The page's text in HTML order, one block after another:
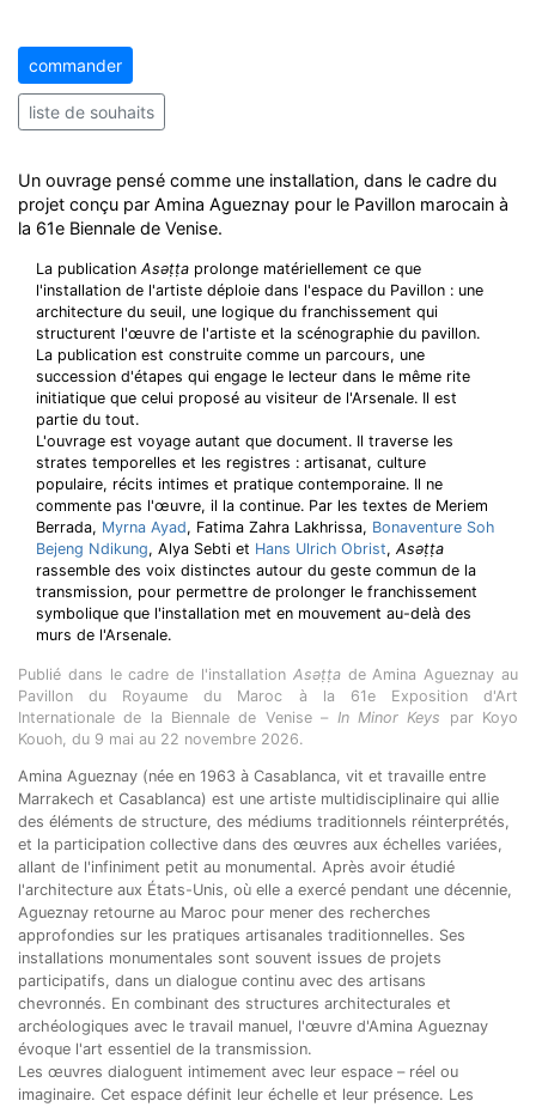
commander
liste de souhaits
Un ouvrage pensé comme une installation, dans le cadre du
projet conçu par Amina Agueznay pour le Pavillon marocain à
la 61e Biennale de Venise.
La publication Asǝṭṭa prolonge matériellement ce que
l'installation de l'artiste déploie dans l'espace du Pavillon : une
architecture du seuil, une logique du franchissement qui
structurent l'œuvre de l'artiste et la scénographie du pavillon.
La publication est construite comme un parcours, une
succession d'étapes qui engage le lecteur dans le même rite
initiatique que celui proposé au visiteur de l'Arsenale. Il est
partie du tout.
L'ouvrage est voyage autant que document. Il traverse les
strates temporelles et les registres : artisanat, culture
populaire, récits intimes et pratique contemporaine. Il ne
commente pas l'œuvre, il la continue. Par les textes de Meriem
Berrada, Myrna Ayad, Fatima Zahra Lakhrissa, Bonaventure Soh
Bejeng Ndikung, Alya Sebti et Hans Ulrich Obrist, Asəṭṭa
rassemble des voix distinctes autour du geste commun de la
transmission, pour permettre de prolonger le franchissement
symbolique que l'installation met en mouvement au-delà des
murs de l'Arsenale.
Publié dans le cadre de l'installation Asǝṭṭade Amina Agueznay au
Pavillon du Royaume du Maroc à la 61e Exposition d'Art
Internationale de la Biennale de Venise – In Minor Keys par Koyo
Kouoh, du 9 mai au 22 novembre 2026.
Amina Agueznay (née en 1963 à Casablanca, vit et travaille entre
Marrakech et Casablanca) est une artiste multidisciplinaire qui allie
des éléments de structure, des médiums traditionnels réinterprétés,
et la participation collective dans des œuvres aux échelles variées,
allant de l'infiniment petit au monumental. Après avoir étudié
l'architecture aux États-Unis, où elle a exercé pendant une décennie,
Agueznay retourne au Maroc pour mener des recherches
approfondies sur les pratiques artisanales traditionnelles. Ses
installations monumentales sont souvent issues de projets
participatifs, dans un dialogue continu avec des artisans
chevronnés. En combinant des structures architecturales et
archéologiques avec le travail manuel, l'œuvre d'Amina Agueznay
évoque l'art essentiel de la transmission.
Les œuvres dialoguent intimement avec leur espace – réel ou
imaginaire. Cet espace définit leur échelle et leur présence. Les